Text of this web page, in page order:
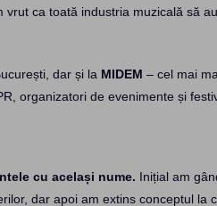
ca toată industria muzicală să
dar și la MIDEM – cel mai
organizatori de evenimente și
cu același nume. Inițial am
dar apoi am extins conceptul la